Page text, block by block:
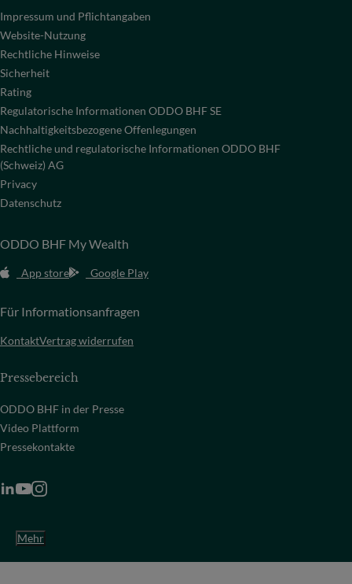
Impressum und Pflichtangaben
Website-Nutzung
Rechtliche Hinweise
Sicherheit
Rating
Regulatorische Informationen ODDO BHF SE
Nachhaltigkeitsbezogene Offenlegungen
Rechtliche und regulatorische Informationen ODDO BHF
(Schweiz) AG
Privacy
Datenschutz
ODDO BHF My Wealth
App store Google Play
Für Informationsanfragen
KontaktVertrag widerrufen
Pressebereich
ODDO BHF in der Presse
Video Plattform
Pressekontakte
Mehr